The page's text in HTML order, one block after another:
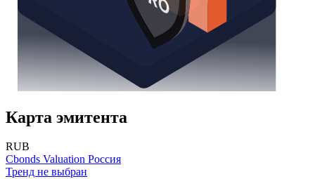
Карта эмитента
RUB
Cbonds Valuation Россия
Тренд не выбран